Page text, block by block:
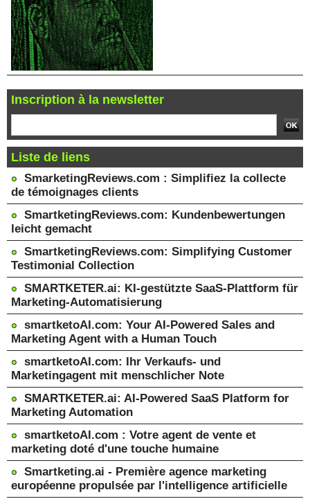
Inscription à la newsletter
Liste de liens
SmarketingReviews.com : Simplifiez la collecte
de témoignages clients
SmartketingReviews.com: Kundenbewertungen
leicht gemacht
SmartketingReviews.com: Simplifying Customer
Testimonial Collection
SMARTKETER.ai: KI-gestützte SaaS-Plattform für
Marketing-Automatisierung
smartketoAI.com: Your AI-Powered Sales and
Marketing Agent with a Human Touch
smartketoAI.com: Ihr Verkaufs- und
Marketingagent mit menschlicher Note
SMARTKETER.ai: AI-Powered SaaS Platform for
Marketing Automation
smartketoAI.com : Votre agent de vente et
marketing doté d'une touche humaine
Smartketing.ai - Première agence marketing
européenne propulsée par l'intelligence artificielle